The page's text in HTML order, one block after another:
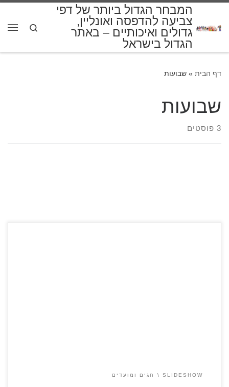
המבחר הגדול ביותר של דפי
צביעה להדפסה ואונליין,
גדולים ואיכותיים – באתר
הגדול בישראל
Search
דף הבית » שבועות
שבועות
3 פוסטים
SLIDESHOW חגים ומועדים